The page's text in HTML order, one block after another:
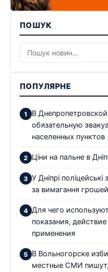
ПОШУК
ПОПУЛЯРНЕ
В
обязательную
населенных пунктов
Ціни на пальне в
У Дніпрі
за вимагання
Для чего
показания,
применения
В Вольногорске
местные СМИ